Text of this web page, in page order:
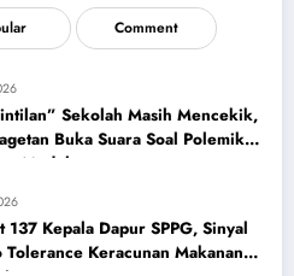
Comment
Sekolah Masih Mencekik,
Buka Suara Soal Polemik
Modul
137 Kepala Dapur SPPG, Sinyal
Tolerance Keracunan Makanan